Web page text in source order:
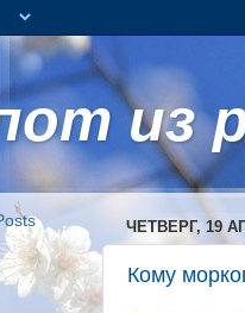
из
ЧЕТВЕРГ, 19
Кому